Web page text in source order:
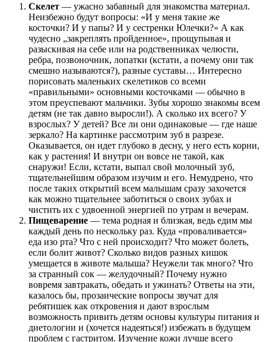
Скелет — ужасно забавный для знакомства материал.
Неизбежно будут вопросы: «И у меня такие же
косточки? И у папы? И у сестренки Юлечки?» А как
чудесно „закреплять пройденное», прощупывая и
разыскивая на себе или на родственниках челюсти,
ребра, позвоночник, лопатки (кстати, а почему они так
смешно называются?), разные суставы… Интересно
порисовать маленьких скелетиков со всеми
«правильными» основными косточками — обычно в
этом преуспевают мальчики. Зубы хорошо знакомы всем
детям (не так давно выросли!). А сколько их всего? У
взрослых? У детей? Все ли они одинаковые — где наше
зеркало? На картинке рассмотрим зуб в разрезе.
Оказывается, он идет глубоко в десну, у него есть корни,
как у растения! И внутри он вовсе не такой, как
снаружи! Если, кстати, выпал свой молочный зуб,
тщательнейшим образом изучим и его. Немудрено, что
после таких открытий всем малышам сразу захочется
как можно тщательнее заботиться о своих зубах и
чистить их с удвоенной энергией по утрам и вечерам.
Пищеварение — тема родная и близкая, ведь едим мы
каждый день по нескольку раз. Куда «проваливается»
еда изо рта? Что с ней происходит? Что может болеть,
если болит живот? Сколько видов разных кишок
умещается в животе малыша? Неужели так много? Что
за странный сок — желудочный? Почему нужно
вовремя завтракать, обедать и ужинать? Ответы на эти,
казалось бы, прозаические вопросы звучат для
ребятишек как откровения и дают взрослым
возможность привить детям основы культуры питания и
диетологии и (хочется надеяться!) избежать в будущем
проблем с гастритом. Изучение кожи лучше всего